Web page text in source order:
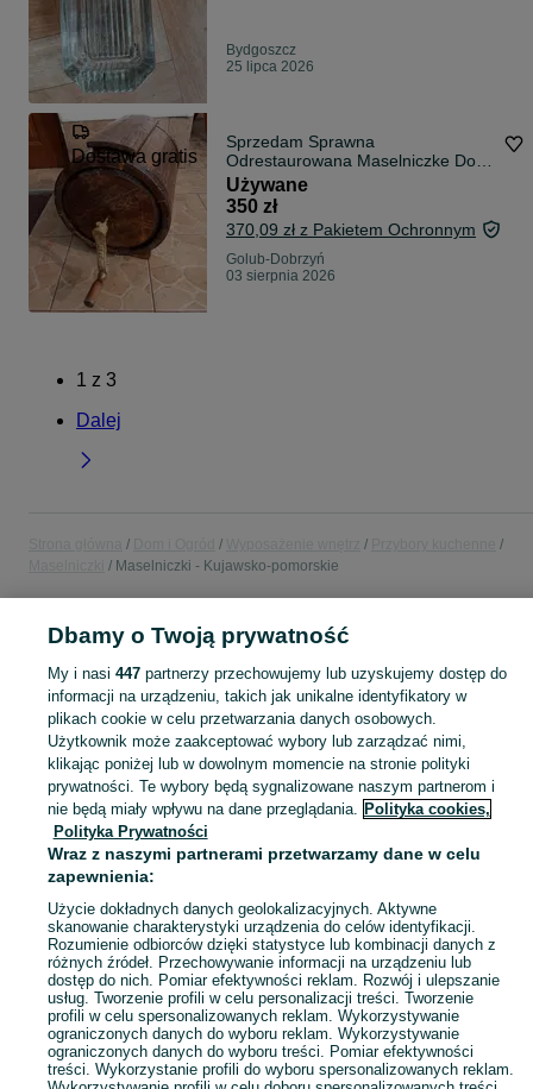
Bydgoszcz
25 lipca 2026
Dostawa gratis
Sprzedam Sprawna
Odrestaurowana Maselniczke Do
Masła Na Korbke
Używane
350 zł
370,09 zł z Pakietem Ochronnym
Golub-Dobrzyń
03 sierpnia 2026
1 z 3
Dalej
Maselniczki - Kujawsko-pomorskie
POLSKA » KUJAWSKO-POMORSKIE
KATEGORIA
Zobacz
Mapa kategorii
Mapa miejscowości
Mapa ministron
Popularne wyszukiwania
Dbamy o Twoją prywatność
My i nasi 447partnerzy przechowujemy lub uzyskujemy dostęp do
informacji na urządzeniu, takich jak unikalne identyfikatory w
plikach cookie w celu przetwarzania danych osobowych.
Użytkownik może zaakceptować wybory lub zarządzać nimi,
klikając poniżej lub w dowolnym momencie na stronie polityki
prywatności. Te wybory będą sygnalizowane naszym partnerom i
nie będą miały wpływu na dane przeglądania. Polityka cookies,
Polityka Prywatności
Wraz z naszymi partnerami przetwarzamy dane w celu
zapewnienia:
Użycie dokładnych danych geolokalizacyjnych. Aktywne
skanowanie charakterystyki urządzenia do celów identyfikacji.
Rozumienie odbiorców dzięki statystyce lub kombinacji danych z
różnych źródeł. Przechowywanie informacji na urządzeniu lub
dostęp do nich. Pomiar efektywności reklam. Rozwój i ulepszanie
usług. Tworzenie profili w celu personalizacji treści. Tworzenie
profili w celu spersonalizowanych reklam. Wykorzystywanie
ograniczonych danych do wyboru reklam. Wykorzystywanie
ograniczonych danych do wyboru treści. Pomiar efektywności
treści. Wykorzystanie profili do wyboru spersonalizowanych reklam.